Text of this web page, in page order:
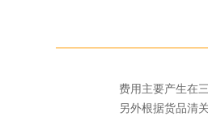
费用主要产生在
另外根据货品清